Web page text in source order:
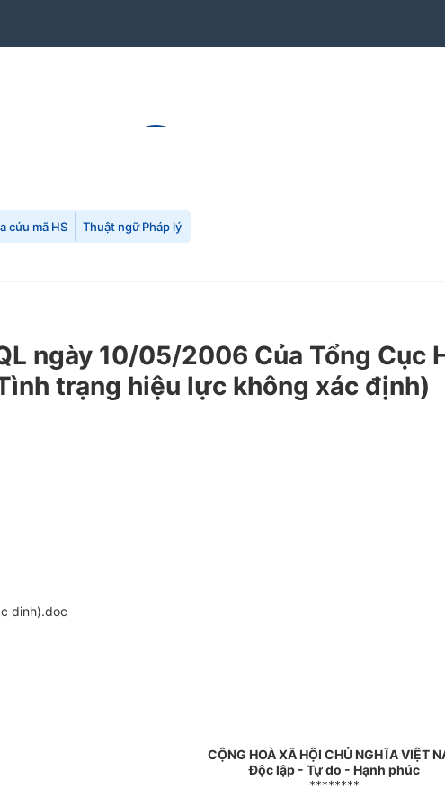
cứu mã HS Thuật ngữ Pháp lý
ngày 10/05/2006 Của Tổng Cục
trạng hiệu lực không xác định)
dinh).doc
CỘNG HOÀ XÃ HỘI CHỦ NGHĨA VIỆT
Độc lập - Tự do - Hạnh phúc
********